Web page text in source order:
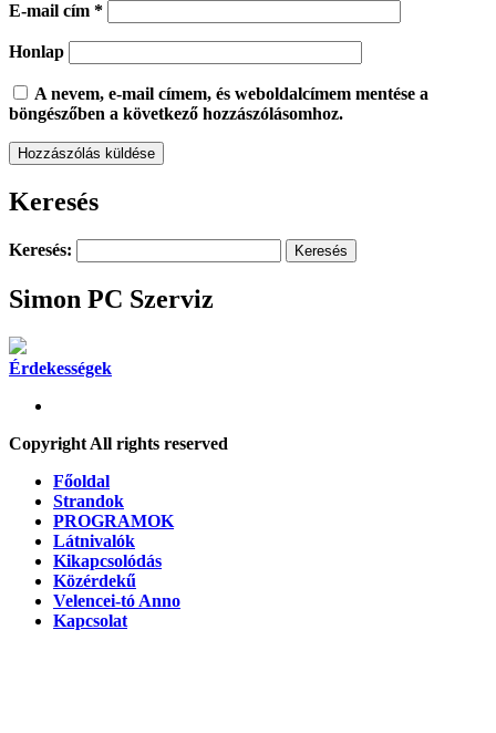
E-mail cím *
Honlap
A nevem, e-mail címem, és weboldalcímem mentése a
böngészőben a következő hozzászólásomhoz.
Keresés
Keresés:
Simon PC Szerviz
Érdekességek
Copyright All rights reserved
Főoldal
Strandok
PROGRAMOK
Látnivalók
Kikapcsolódás
Közérdekű
Velencei-tó Anno
Kapcsolat